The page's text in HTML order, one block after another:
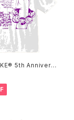
5th Anniversa